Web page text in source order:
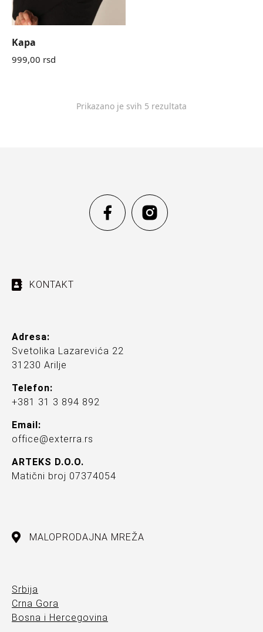
Kapa
999,00 rsd
Prikazano je svih 5 rezultata
KONTAKT
Adresa:
Svetolika Lazarevića 22
31230 Arilje
Telefon:
+381 31 3 894 892
Email:
office@exterra.rs
ARTEKS D.O.O.
Matični broj 07374054
MALOPRODAJNA MREŽA
Srbija
Crna Gora
Bosna i Hercegovina